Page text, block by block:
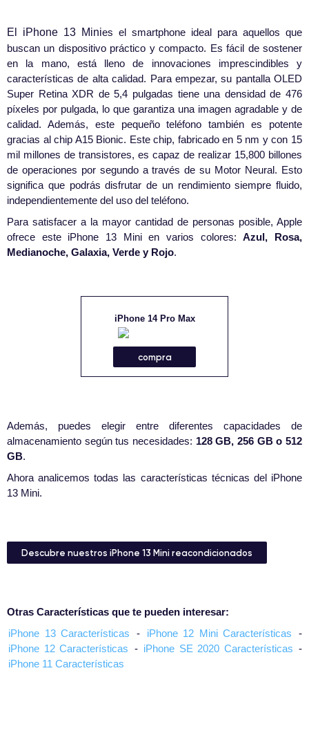
El iPhone 13 Minies el smartphone ideal para aquellos que
buscan un dispositivo práctico y compacto. Es fácil de sostener
en la mano, está lleno de innovaciones imprescindibles y
características de alta calidad. Para empezar, su pantalla OLED
Super Retina XDR de 5,4 pulgadas tiene una densidad de 476
píxeles por pulgada, lo que garantiza una imagen agradable y de
calidad. Además, este pequeño teléfono también es potente
gracias al chip A15 Bionic. Este chip, fabricado en 5 nm y con 15
mil millones de transistores, es capaz de realizar 15,800 billones
de operaciones por segundo a través de su Motor Neural. Esto
significa que podrás disfrutar de un rendimiento siempre fluido,
independientemente del uso del teléfono.
Para satisfacer a la mayor cantidad de personas posible, Apple
ofrece este iPhone 13 Mini en varios colores:Azul, Rosa,
Medianoche, Galaxia, Verde y Rojo.
iPhone 14 Pro Max
compra
Además, puedes elegir entre diferentes capacidades de
almacenamiento según tus necesidades: 128 GB, 256 GB o 512
GB.
Ahora analicemos todas las características técnicas del iPhone
13 Mini.
Descubre nuestros iPhone 13 Mini reacondicionados
Otras Características que te pueden interesar:
iPhone 13 Características
- iPhone 12 Mini Características
-
iPhone 12 Características - iPhone SE 2020 Características -
iPhone 11 Características